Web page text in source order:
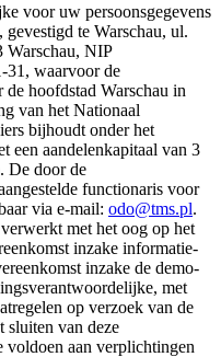
voor uw persoonsgegevens
te Warschau, ul.
Warschau, NIP
31, waarvoor de
hoofdstad Warschau in
van het Nationaal
bijhoudt onder het
een aandelenkapitaal van 3
De door de
functionaris voor
via e-mail: odo@tms.pl.
met het oog op het
inzake informatie-
inzake de demo-
met
op verzoek van de
sluiten van deze
voldoen aan verplichtingen